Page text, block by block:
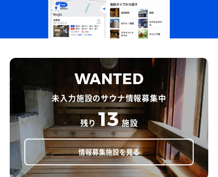
WANTED
未入力施設のサウナ情報募集中
残り 13 施設
情報募集施設を見る